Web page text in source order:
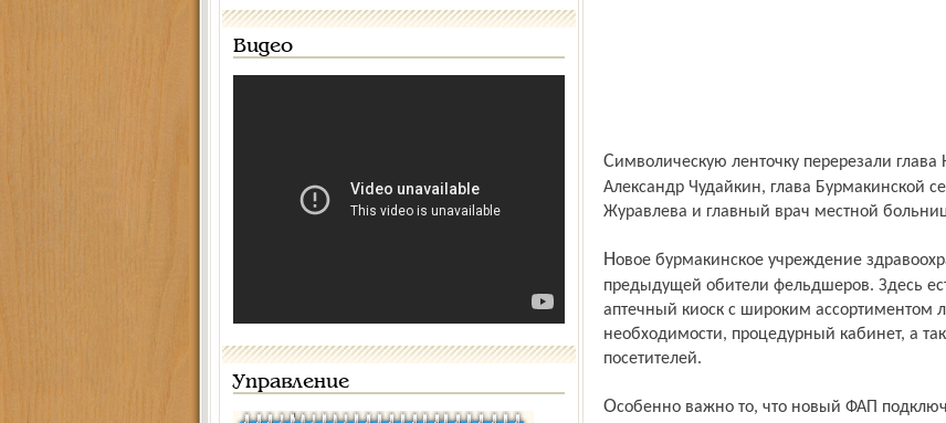
Видео
Управление
Символическую ленточку перерезали глава Некрасовского муниципального округа
Александр Чудайкин, глава Бурмакинской
Журавлева и главный врач местной
Новое бурмакинское учреждение здравоохранения намного комфортабельнее
предыдущей обители фельдшеров. Здесь
аптечный киоск с широким ассортиментом
необходимости, процедурный кабинет, а
посетителей.
Особенно важно то, что новый ФАП подключен к центральному отоплению и